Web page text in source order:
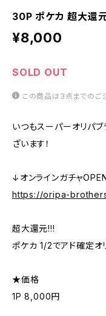
30P ポケカ 超大還
¥8,000
SOLD OUT
この商品は3点までのご
いつもスーパーオリパ
ざいます！
↓オンラインガチャ
https://oripa-
超大還元!!!
ポケカ 1/2でアド確定オ
★価格
1P 8,000円